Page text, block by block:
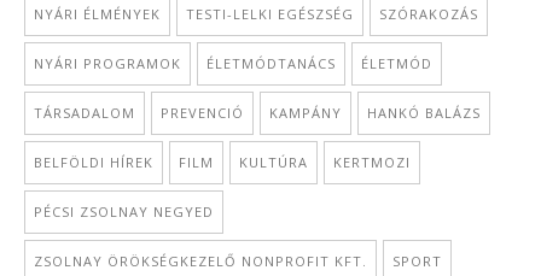
NYÁRI ÉLMÉNYEK TESTI-LELKI EGÉSZSÉG SZÓRAKOZÁS
NYÁRI PROGRAMOK ÉLETMÓDTANÁCS ÉLETMÓD
TÁRSADALOM PREVENCIÓ KAMPÁNY HANKÓ BALÁZS
BELFÖLDI HÍREK FILM KULTÚRA KERTMOZI
PÉCSI ZSOLNAY NEGYED
ZSOLNAY ÖRÖKSÉGKEZELŐ NONPROFIT KFT. SPORT